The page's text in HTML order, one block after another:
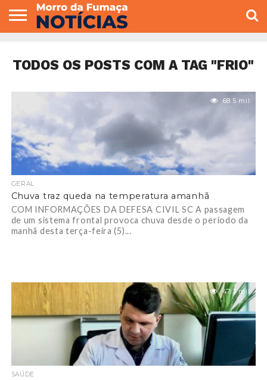
VEREADORES
TODOS OS POSTS COM A TAG "FRIO"
68.5 mil
GERAL
Chuva traz queda na temperatura amanhã
COM INFORMAÇÕES DA DEFESA CIVIL SC A passagem
de um sistema frontal provoca chuva desde o período da
manhã desta terça-feira (5)...
47.3 mil
SAÚDE